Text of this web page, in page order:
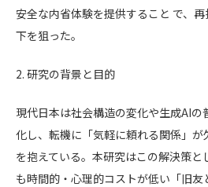
安全な内省体験を提供すること で、
下を狙った。
2. 研究の背景と目的
現代日本は社会構造の変化や生成AI
化し、転機に「気軽に頼れる関係」
を抱えている。本研究はこの解決策と
も時間的・心理的コストが低い「旧友